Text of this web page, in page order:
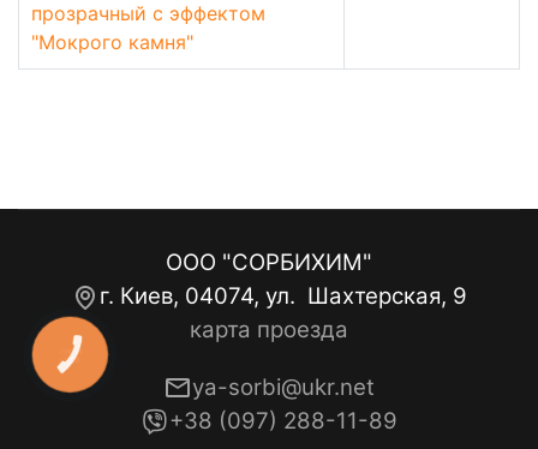
прозрачный с эффектом
"Мокрого камня"
ООО "СОРБИХИМ"
г. Киев, 04074, ул. Шахтерская, 9
карта проезда
ya-sorbi@ukr.net
+38 (097) 288-11-89
КНОПКА
ЗВ'ЯЗКУ